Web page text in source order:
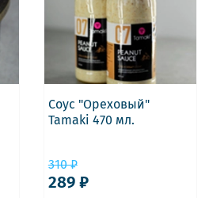
Соус "Ореховый"
Tamaki 470 мл.
310 ₽
289 ₽